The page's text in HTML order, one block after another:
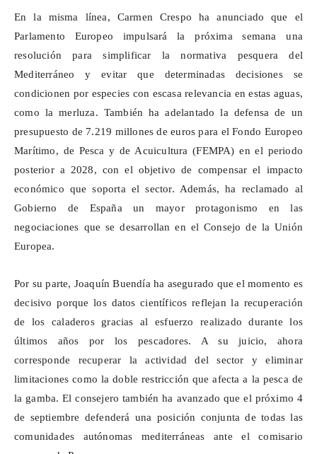
En la misma línea, Carmen Crespo ha anunciado que el
Parlamento Europeo impulsará la próxima semana una
resolución para simplificar la normativa pesquera del
Mediterráneo y evitar que determinadas decisiones se
condicionen por especies con escasa relevancia en estas aguas,
como la merluza. También ha adelantado la defensa de un
presupuesto de 7.219 millones de euros para el Fondo Europeo
Marítimo, de Pesca y de Acuicultura (FEMPA) en el periodo
posterior a 2028, con el objetivo de compensar el impacto
económico que soporta el sector. Además, ha reclamado al
Gobierno de España un mayor protagonismo en las
negociaciones que se desarrollan en el Consejo de la Unión
Europea.
Por su parte, Joaquín Buendía ha asegurado que el momento es
decisivo porque los datos científicos reflejan la recuperación
de los caladeros gracias al esfuerzo realizado durante los
últimos años por los pescadores. A su juicio, ahora
corresponde recuperar la actividad del sector y eliminar
limitaciones como la doble restricción que afecta a la pesca de
la gamba. El consejero también ha avanzado que el próximo 4
de septiembre defenderá una posición conjunta de todas las
comunidades autónomas mediterráneas ante el comisario